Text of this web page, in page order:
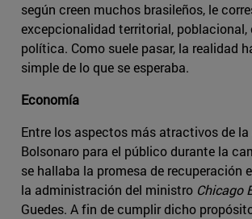
según creen muchos brasileños, le
excepcionalidad territorial,
política. Como suele pasar, la realidad
simple de lo que se esperaba.
Economía
Entre los aspectos más atractivos de
Bolsonaro para el público durante la
se hallaba la promesa de recuperación
la administración del ministro Chicago
Guedes. A fin de cumplir dicho